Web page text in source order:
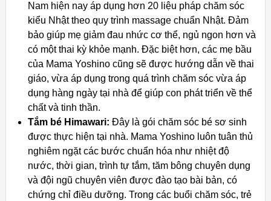
Nam hiện nay áp dụng hơn 20 liệu pháp chăm sóc
kiểu Nhật theo quy trình massage chuẩn Nhật. Đảm
bảo giúp mẹ giảm đau nhức cơ thể, ngủ ngon hơn và
có một thai kỳ khỏe mạnh. Đặc biệt hơn, các mẹ bầu
của Mama Yoshino cũng sẽ được hướng dẫn về thai
giáo, vừa áp dụng trong quá trình chăm sóc vừa áp
dụng hàng ngày tại nhà để giúp con phát triển về thể
chất và tinh thần.
Tắm bé Himawari: Đây là gói chăm sóc bé sơ sinh
được thực hiện tại nhà. Mama Yoshino luôn tuân thủ
nghiêm ngặt các bước chuẩn hóa như nhiệt độ
nước, thời gian, trình tự tắm, tăm bông chuyên dụng
và đội ngũ chuyên viên được đào tạo bài bản, có
chứng chỉ điều dưỡng. Trong các buổi chăm sóc, trẻ